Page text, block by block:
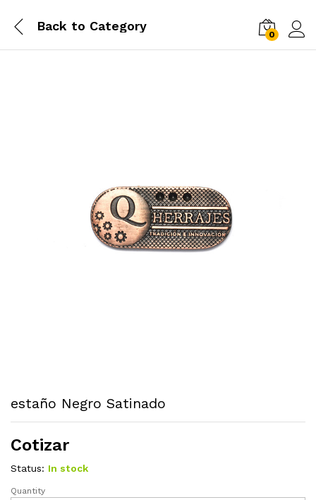
Back to Category
0
estaño Negro Satinado
Cotizar
Status: In stock
estaño
Quantity